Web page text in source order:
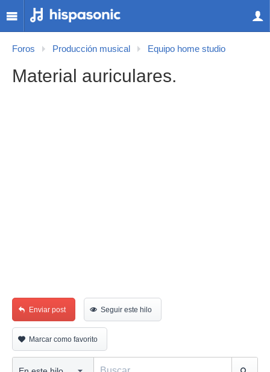
Foros Producción musical Equipo home studio
Material auriculares.
Enviar post Seguir este hilo
Marcar como favorito